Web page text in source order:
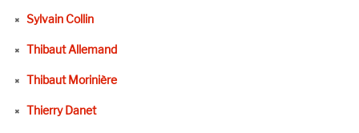
Sylvain Collin
Thibaut Allemand
Thibaut Morinière
Thierry Danet